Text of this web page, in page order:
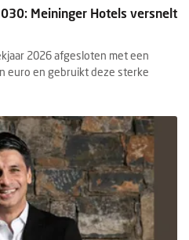
Meininger Hotels versnelt
2026 afgesloten met een
euro en gebruikt deze sterke